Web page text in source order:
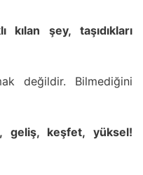
kılan şey, taşıdıkları
değildir. Bilmediğini
geliş, keşfet, yüksel!